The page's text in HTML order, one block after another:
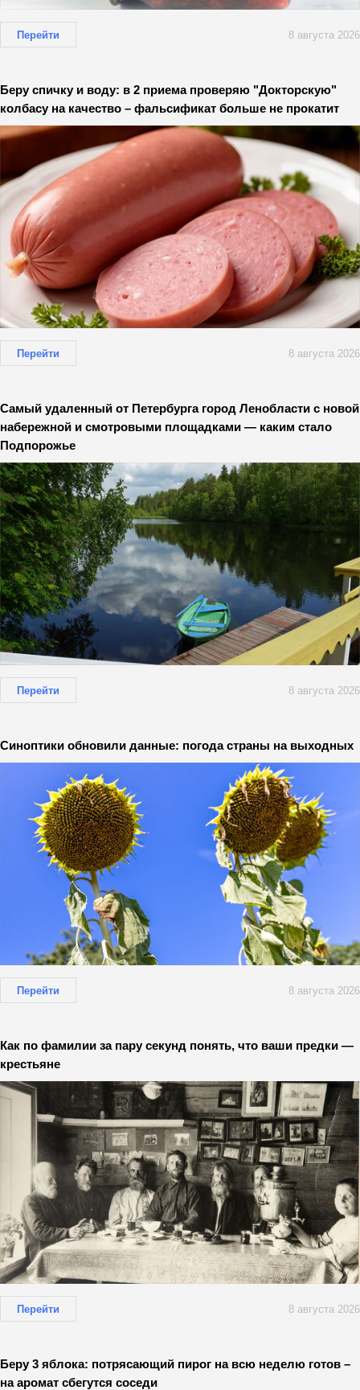
Перейти 8 августа 2026
Беру спичку и воду: в 2 приема проверяю "Докторскую"
колбасу на качество – фальсификат больше не прокатит
Перейти 8 августа 2026
Самый удаленный от Петербурга город Ленобласти с новой
набережной и смотровыми площадками — каким стало
Подпорожье
Перейти 8 августа 2026
Синоптики обновили данные: погода страны на выходных
Перейти 8 августа 2026
Как по фамилии за пару секунд понять, что ваши предки —
крестьяне
Перейти 8 августа 2026
Беру 3 яблока: потрясающий пирог на всю неделю готов –
на аромат сбегутся соседи